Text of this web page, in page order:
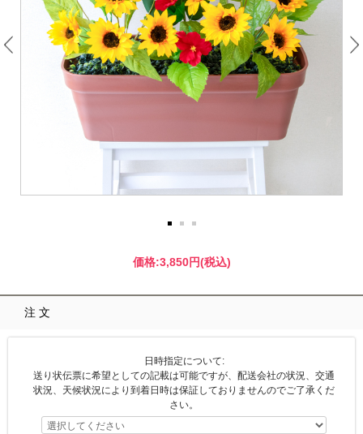
価格:3,850円(税込)
注文
日時指定について:
送り状伝票に希望としての記載は可能ですが、配送会社の状況、交通
状況、天候状況により到着日時は保証しておりませんのでご了承くだ
さい。